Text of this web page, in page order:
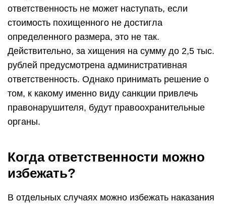
ответственность не может наступать, если
стоимость похищенного не достигла
определенного размера, это не так.
Действительно, за хищения на сумму до 2,5 тыс.
рублей предусмотрена административная
ответственность. Однако принимать решение о
том, к какому именно виду санкции привлечь
правонарушителя, будут правоохранительные
органы.
Когда ответственности можно
избежать?
В отдельных случаях можно избежать наказания